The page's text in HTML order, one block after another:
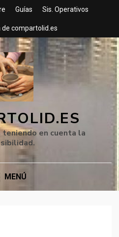
Guías Sis. Operativos
de compartolid.es
teniendo en cuenta la
MENÚ